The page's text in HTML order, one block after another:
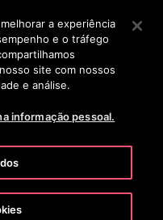
Principal
PESQUISAR
a experiência
e o tráfego
site com nossos
e análise.
informação pessoal.